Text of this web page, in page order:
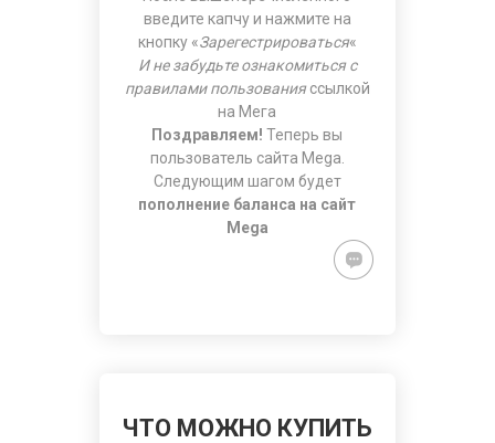
введите капчу и нажмите на
кнопку «Зарегестрироваться«
И не забудьте ознакомиться с
правилами пользованияссылкой
на Мега
Поздравляем! Теперь вы
пользователь сайта Mega.
Следующим шагом будет
пополнение баланса на сайт
Mega
ЧТО МОЖНО КУПИТЬ